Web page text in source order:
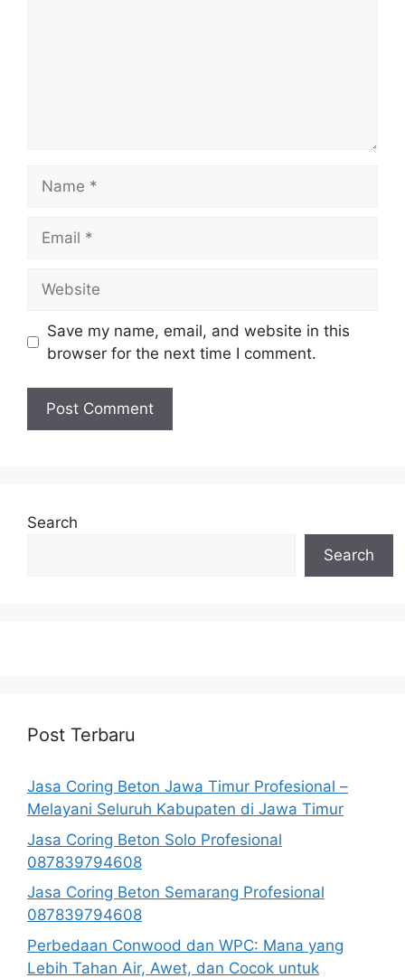
Save my name, email, and website in this
browser for the next time I comment.
Search
Search
Post Terbaru
Jasa Coring Beton Jawa Timur Profesional –
Melayani Seluruh Kabupaten di Jawa Timur
Jasa Coring Beton Solo Profesional
087839794608
Jasa Coring Beton Semarang Profesional
087839794608
Perbedaan Conwood dan WPC: Mana yang
Lebih Tahan Air, Awet, dan Cocok untuk